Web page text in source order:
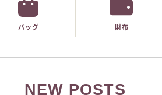
バッグ 財布
NEW POSTS